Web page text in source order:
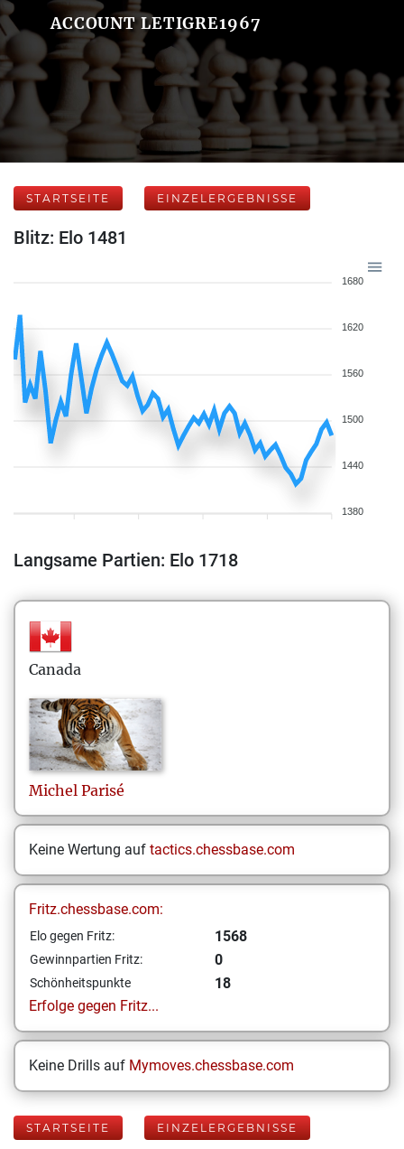
ACCOUNT LETIGRE1967
STARTSEITE EINZELERGEBNISSE
Blitz: Elo 1481
1680
1620
1560
1500
1440
1380
Langsame Partien: Elo 1718
Canada
Michel Parisé
Keine Wertung auf tactics.chessbase.com
Fritz.chessbase.com:
Elo gegen Fritz: 1568
Gewinnpartien Fritz: 0
Schönheitspunkte
18
Erfolge gegen Fritz...
Keine Drills auf Mymoves.chessbase.com
STARTSEITE EINZELERGEBNISSE